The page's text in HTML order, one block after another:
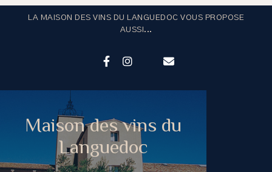
LA MAISON DES VINS DU LANGUEDOC VOUS PROPOSE
AUSSI...
Maison des vins du
Languedoc